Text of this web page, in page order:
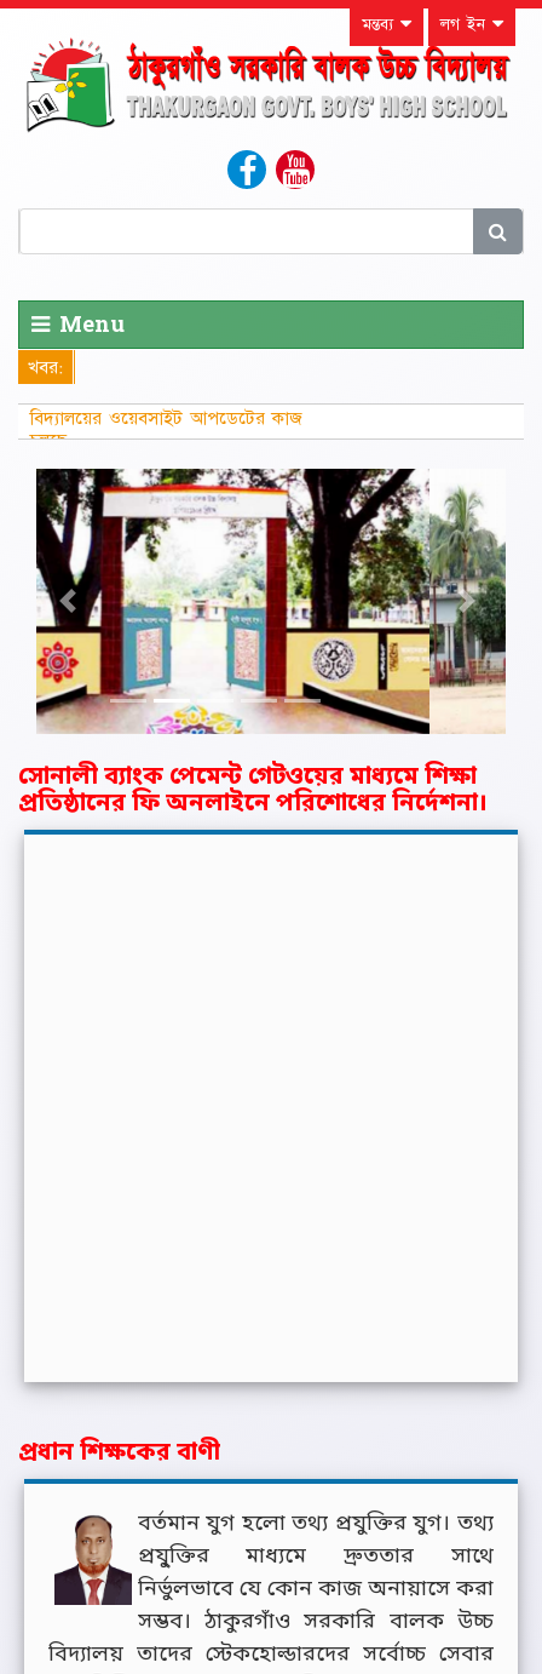
মন্তব্য লগ ইন
Menu
খবর:
বিদ্যালয়ের ওয়েবসাইট আপডেটের কাজ
চলছে...............
Previous Next
সোনালী ব্যাংক পেমেন্ট গেটওয়ের মাধ্যমে শিক্ষা
প্রতিষ্ঠানের ফি অনলাইনে পরিশোধের নির্দেশনা।
প্রধান শিক্ষকের বাণী
বর্তমান যুগ হলো তথ্য প্রযুক্তির যুগ। তথ্য
প্রযু্ক্তির মাধ্যমে দ্রুততার সাথে
নির্ভুলভাবে যে কোন কাজ অনায়াসে করা
সম্ভব। ঠাকুরগাঁও সরকারি বালক উচ্চ
বিদ্যালয় তাদের স্টেকহোল্ডারদের সর্বোচ্চ সেবার